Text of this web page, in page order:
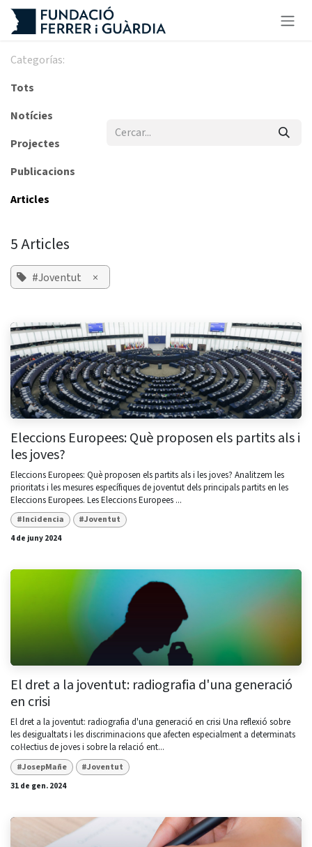
Skip to Content
Categorías:
Tots
Notícies
Projectes
Publicacions
Articles
5 Articles
#Joventut ×
Eleccions Europees: Què proposen els partits als i
les joves?
Eleccions Europees: Què proposen els partits als i les joves? Analitzem les
prioritats i les mesures específiques de joventut dels principals partits en les
Eleccions Europees. Les Eleccions Europees ...
#Incidencia
#Joventut
4 de juny 2024
El dret a la joventut: radiografia d'una generació
en crisi
El dret a la joventut: radiografia d'una generació en crisi Una reflexió sobre
les desigualtats i les discriminacions que afecten especialment a determinats
col·lectius de joves i sobre la relació ent...
#JosepMañe
#Joventut
31 de gen. 2024